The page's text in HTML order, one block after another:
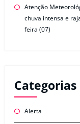
Atenção
chuva intensa e
feira (07)
Categorias
Alerta